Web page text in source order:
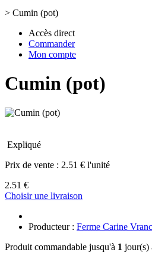
> Cumin (pot)
Accès direct
Commander
Mon compte
Cumin (pot)
Expliqué
Prix de vente : 2.51 € l'unité
2.51 €
Choisir une livraison
Producteur : Ferme Carine
Produit commandable jusqu'à 1 jour(s)